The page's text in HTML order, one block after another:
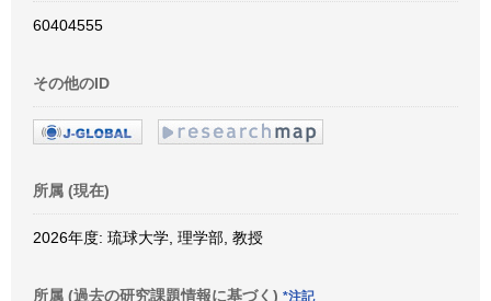
60404555
その他のID
所属 (現在)
2026年度: 琉球大学, 理学部, 教授
所属 (過去の研究課題情報に基づく) *注記